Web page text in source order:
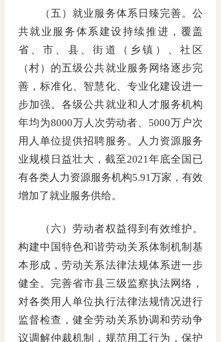
协会治
协会公
协会采
（五）就业服务体系日臻完善。公
共就业服务体系建设持续推进，覆盖
省、市、县、街道（乡镇）、社区
（村）的五级公共就业服务网络逐步完
善，标准化、智慧化、专业化建设进一
步加强。各级公共就业和人才服务机构
年均为8000万人次劳动者、5000万户次
用人单位提供招聘服务。人力资源服务
业规模日益壮大，截至2021年底全国已
有各类人力资源服务机构5.91万家，有效
增加了就业服务供给。
（六）劳动者权益得到有效维护。
构建中国特色和谐劳动关系体制机制基
本形成，劳动关系法律法规体系进一步
健全。完善省市县三级监察执法网络，
对各类用人单位执行法律法规情况进行
监督检查，健全劳动关系协调和劳动争
议调解仲裁机制，规范用工行为，保护